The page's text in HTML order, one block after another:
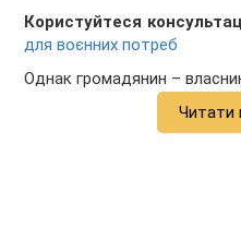
Користуйтеся
для воєнних потреб
Однак громадянин –
Читати